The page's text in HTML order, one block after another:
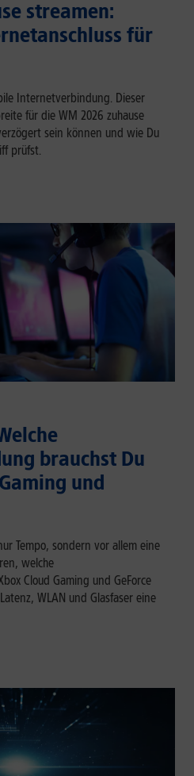
streamen:
für
Internetverbindung. Dieser
für die WM 2026 zuhause
sein können und wie Du
prüfst.
brauchst Du
und
Tempo, sondern vor allem eine
welche
Cloud Gaming und GeForce
WLAN und Glasfaser eine